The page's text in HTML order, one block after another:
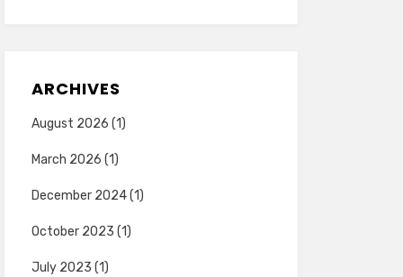
ARCHIVES
August 2026 (1)
March 2026 (1)
December 2024(1)
October 2023 (1)
July 2023 (1)